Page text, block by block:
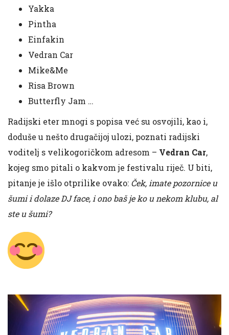
Yakka
Pintha
Einfakin
Vedran Car
Mike&Me
Risa Brown
Butterfly Jam …
Radijski eter mnogi s popisa već su osvojili, kao i,
doduše u nešto drugačijoj ulozi, poznati radijski
voditelj s velikogoričkom adresom – Vedran Car,
kojeg smo pitali o kakvom je festivalu riječ. U biti,
pitanje je išlo otprilike ovako: Ček, imate pozornice u
šumi i dolaze DJ face, i ono baš je ko u nekom klubu, al
ste u šumi?